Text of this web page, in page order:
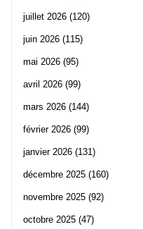
juillet 2026 (120)
juin 2026 (115)
mai 2026 (95)
avril 2026 (99)
mars 2026 (144)
février 2026 (99)
janvier 2026 (131)
décembre 2025 (160)
novembre 2025 (92)
octobre 2025 (47)